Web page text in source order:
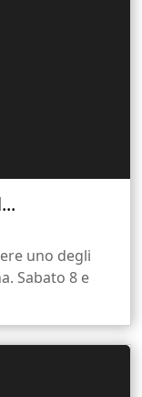
uno degli
Sabato 8 e